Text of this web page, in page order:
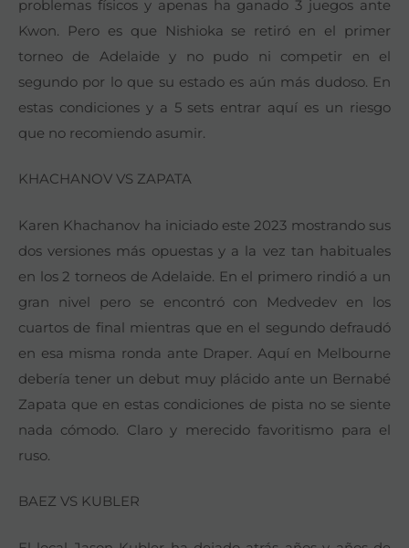
problemas físicos y apenas ha ganado 3 juegos ante
Kwon. Pero es que Nishioka se retiró en el primer
torneo de Adelaide y no pudo ni competir en el
segundo por lo que su estado es aún más dudoso. En
estas condiciones y a 5 sets entrar aquí es un riesgo
que no recomiendo asumir.
KHACHANOV VS ZAPATA
Karen Khachanov ha iniciado este 2023 mostrando sus
dos versiones más opuestas y a la vez tan habituales
en los 2 torneos de Adelaide. En el primero rindió a un
gran nivel pero se encontró con Medvedev en los
cuartos de final mientras que en el segundo defraudó
en esa misma ronda ante Draper. Aquí en Melbourne
debería tener un debut muy plácido ante un Bernabé
Zapata que en estas condiciones de pista no se siente
nada cómodo. Claro y merecido favoritismo para el
ruso.
BAEZ VS KUBLER